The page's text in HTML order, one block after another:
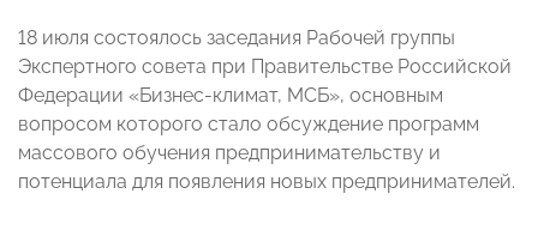
18 июля состоялось заседания Рабочей группы
Экспертного совета при Правительстве Российской
Федерации «Бизнес-климат, МСБ», основным
вопросом которого стало обсуждение программ
массового обучения предпринимательству и
потенциала для появления новых предпринимателей.